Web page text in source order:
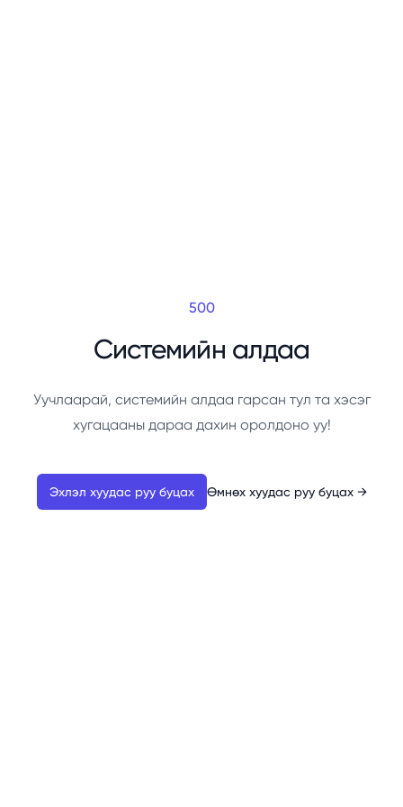
500
Системийн алдаа
Уучлаарай, системийн алдаа гарсан тул та хэсэг
хугацааны дараа дахин оролдоно уу!
Эхлэл хуудас руу буцах Өмнөх хуудас руу буцах →